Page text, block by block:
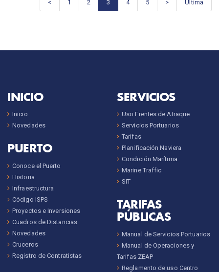
< 1 2 3 4 5 > Última
INICIO
Inicio
Novedades
PUERTO
Conoce el Puerto
Historia
Infraestructura
Código ISPS
Proyectos e Inversiones
Cuadros de Distancias
Novedades
Cruceros
Registro de Contratistas
SERVICIOS
Uso Frentes de Atraque
Servicios Portuarios
Tarifas
Planificación Naviera
Condición Marítima
Marine Traffic
SIT
TARIFAS
PÚBLICAS
Manual de Servicios Portuarios
Manual de Operaciones y
Tarifas ZEAP
Reglamento de uso Centro